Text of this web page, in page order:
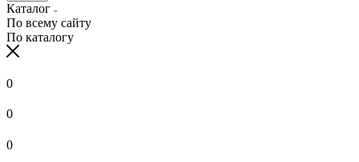
Каталог
По всему сайту
По каталогу
0
0
0